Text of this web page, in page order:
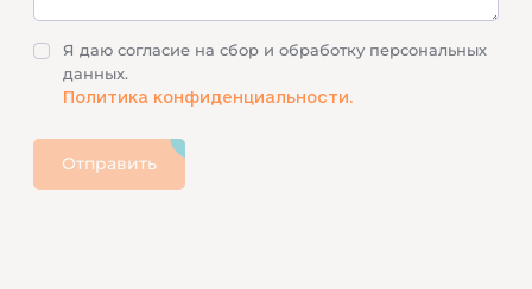
Я даю согласие на сбор и обработку персональных
данных.
Политика конфиденциальности.
Отправить